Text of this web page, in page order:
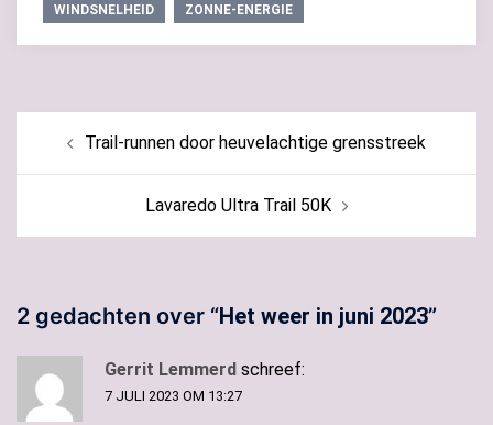
WINDSNELHEID
ZONNE-ENERGIE
navigatieTrail-runnen door heuvelachtige grensstreek
Lavaredo Ultra Trail 50K
2 gedachten over “Het weer in juni 2023”
Gerrit Lemmerd schreef:
7 JULI 2023 OM 13:27